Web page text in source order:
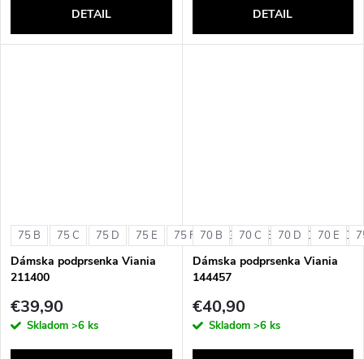
DETAIL DETAIL
75 B 75 C 75 D 75 E 75 F 75 G 80 B 80 C 80 D
Dámska podprsenka Viania
211400
€39,90
Skladom >6 ks
70 B 70 C 70 D 70 E
Dámska podprsenka Viania
144457
€40,90
Skladom >6 ks